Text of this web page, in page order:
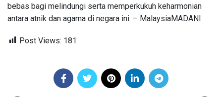
bebas bagi melindungi serta memperkukuh keharmonian
antara atnik dan agama di negara ini. – MalaysiaMADANI
Post Views: 181